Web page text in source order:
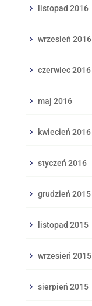
listopad 2016
wrzesień 2016
czerwiec 2016
maj 2016
kwiecień 2016
styczeń 2016
grudzień 2015
listopad 2015
wrzesień 2015
sierpień 2015